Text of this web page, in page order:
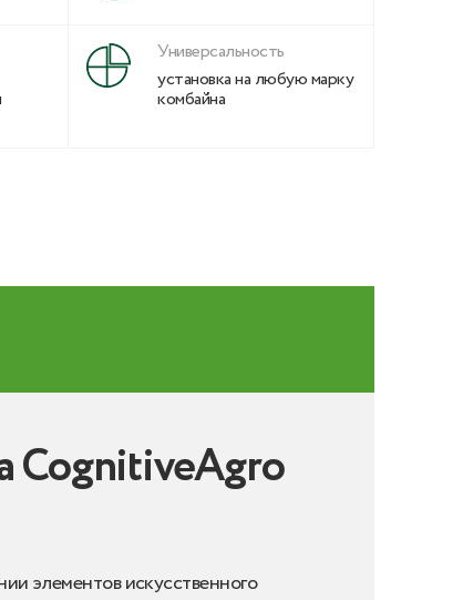
Универсальность
установка на любую марку
комбайна
CognitiveAgro
элементов искусственного